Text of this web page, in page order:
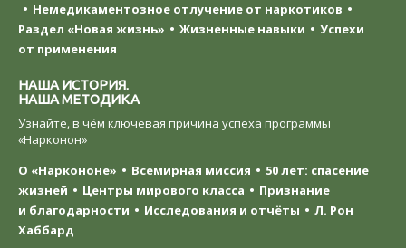
Немедикаментозное отлучение от наркотиков
Раздел «Новая жизнь»
Жизненные навыки
Успехи
от применения
НАША ИСТОРИЯ.
НАША МЕТОДИКА
Узнайте, в чём ключевая причина успеха программы
«Нарконон»
О «Наркононе»
Всемирная миссия
50 лет: спасение
жизней
Центры мирового класса
Признание
и благодарности
Исследования и отчёты
Л. Рон
Хаббард